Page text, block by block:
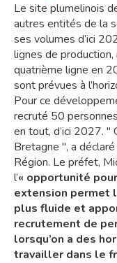
Le site plumelinois
autres entités de la
ses volumes d’ici
lignes de production,
quatrième ligne en
sont prévues à
Pour ce
recruté 50
en tout, d’ici 2027.
Bretagne , a
Région. Le préfet,
l’« opportunité
extension permet
plus fluide et
recrutement de
lorsqu’on a des
travailler dans le